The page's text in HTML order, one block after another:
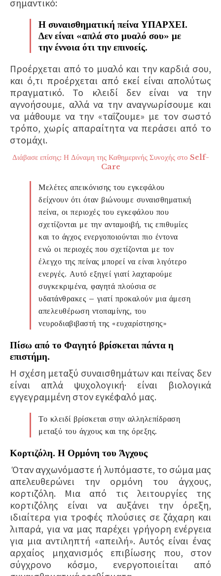
σημαντικό:
Η συναισθηματική πείνα ΥΠΑΡΧΕΙ.
Δεν είναι «απλά στο μυαλό σου» με
την έννοια ότι την επινοείς.
Προέρχεται από το μυαλό και την καρδιά σου,
και ό,τι προέρχεται από εκεί είναι απολύτως
πραγματικό. Το κλειδί δεν είναι να την
αγνοήσουμε, αλλά να την αναγνωρίσουμε και
να μάθουμε να την «ταΐζουμε» με τον σωστό
τρόπο, χωρίς απαραίτητα να περάσει από το
στομάχι.
Διάβασε επίσης: Η Δύναμη της Καθημερινής Συνοχής στο Self-
Care
Μελέτες απεικόνισης του εγκεφάλου
δείχνουν ότι όταν βιώνουμε συναισθηματική
πείνα, οι περιοχές του εγκεφάλου που
σχετίζονται με την ανταμοιβή, τις επιθυμίες
και το άγχος ενεργοποιούνται πιο έντονα
ενώ οι περιοχές που σχετίζονται με τον
έλεγχο της πείνας μπορεί να είναι λιγότερο
ενεργές. Αυτό εξηγεί γιατί λαχταρούμε
συγκεκριμένα, φαγητά πλούσια σε
υδατάνθρακες – γιατί προκαλούν μια άμεση
απελευθέρωση ντοπαμίνης, του
νευροδιαβιβαστή της «ευχαρίστησης»
Πίσω από το Φαγητό βρίσκεται πάντα η
επιστήμη.
Η σχέση μεταξύ συναισθημάτων και πείνας δεν
είναι απλά ψυχολογική· είναι βιολογικά
εγγεγραμμένη στον εγκέφαλό μας.
Το κλειδί βρίσκεται στην αλληλεπίδραση
μεταξύ του άγχους και της όρεξης.
Κορτιζόλη. Η Ορμόνη του Άγχους
Όταν αγχωνόμαστε ή λυπόμαστε, το σώμα μας
απελευθερώνει την ορμόνη του άγχους,
κορτιζόλη. Μια από τις λειτουργίες της
κορτιζόλης είναι να αυξάνει την όρεξη,
ιδιαίτερα για τροφές πλούσιες σε ζάχαρη και
λιπαρά, για να μας παρέχει γρήγορη ενέργεια
για μια αντιληπτή «απειλή». Αυτός είναι ένας
αρχαίος μηχανισμός επιβίωσης που, στον
σύγχρονο κόσμο, ενεργοποιείται από